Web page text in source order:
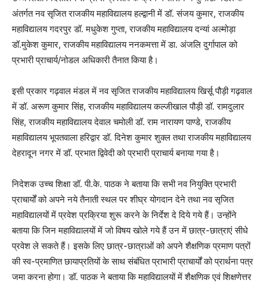
अंतर्गत नव सृजित राजकीय महाविद्यालय हल्द्वानी में डॉ. संजय कुमार, राजकीय
महाविद्यालय गदरपुर डॉ. मधुकेश गुप्ता, राजकीय महाविद्यालय दन्यां अल्मोड़ा
डॉ.मुकेश कुमार, राजकीय महाविद्यालय ननकमत्ता में डा. अंजलि दुर्गापाल को
प्रभारी प्राचार्य/नोडल अधिकारी तैनात किया है।
इसी प्रकार गढ़वाल मंडल में नव सृजित राजकीय महाविद्यालय खिर्सू पौड़ी गढ़वाल
में डॉ. अरूण कुमार सिंह, राजकीय महाविद्यालय कल्जीखाल पौड़ी डॉ. रामदुलार
सिंह, राजकीय महाविद्यालय देवाल चमोली डॉ. राम नारायण पाण्डे, राजकीय
महाविद्यालय भूपतवाला हरिद्वार डॉ. दिनेश कुमार शुक्ल तथा राजकीय महाविद्यालय
देहरादून नगर में डॉ. प्रभात द्विवेदी को प्रभारी प्राचार्य बनाया गया है।
निदेशक उच्च शिक्षा डॉ. पी.के. पाठक ने बताया कि सभी नव नियुक्ति प्रभारी
प्राचार्यों को अपने नये तैनाती स्थल पर शीघ्र योगदान देने तथा नव सृजित
महाविद्यालयों में प्रवेश प्रक्रिया शुरू करने के निर्देश दे दिये गये हैं। उन्होंने
बताया कि जिन महाविद्यालयों में जो विषय खोले गये हैं उन में छात्र-छात्राएं सीधे
प्रवेश ले सकते हैं। इसके लिए छात्र-छात्राओं को अपने शैक्षणिक प्रमाण पत्रों
की स्व-प्रमाणित छायाप्रतियों के साथ संबंधित प्राभारी प्राचार्यों को प्रार्थना पत्र
जमा करना होगा। डॉ. पाठक ने बताया कि महाविद्यालयों में शैक्षणिक एवं शिक्षणेत्तर